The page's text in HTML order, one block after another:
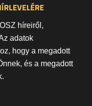
híreiről,
adatok
hogy a megadott
és a megadott